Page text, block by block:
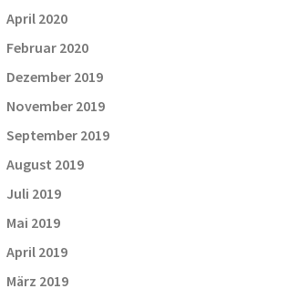
April 2020
Februar 2020
Dezember 2019
November 2019
September 2019
August 2019
Juli 2019
Mai 2019
April 2019
März 2019